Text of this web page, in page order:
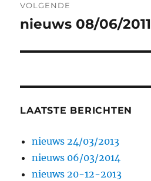
VOLGENDE
Volgend
nieuws 08/06/2011
LAATSTE BERICHTEN
nieuws 24/03/2013
nieuws 06/03/2014
nieuws 20-12-2013